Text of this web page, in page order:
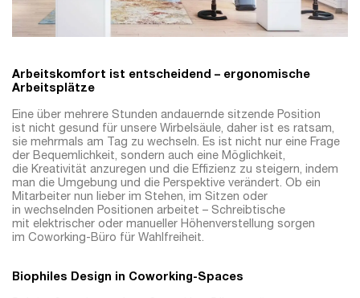
Arbeitskomfort ist entscheidend – ergonomische
Arbeitsplätze
Eine über mehrere Stunden andauernde sitzende Position
ist nicht gesund für unsere Wirbelsäule, daher ist es ratsam,
sie mehrmals am Tag zu wechseln. Es ist nicht nur eine Frage
der Bequemlichkeit, sondern auch eine Möglichkeit,
die Kreativität anzuregen und die Effizienz zu steigern, indem
man die Umgebung und die Perspektive verändert. Ob ein
Mitarbeiter nun lieber im Stehen, im Sitzen oder
in wechselnden Positionen arbeitet – Schreibtische
mit elektrischer oder manueller Höhenverstellung sorgen
im Coworking-Büro für Wahlfreiheit.
Biophiles Design in Coworking-Spaces